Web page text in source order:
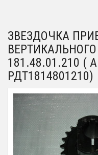
ЗВЕЗДОЧКА
181.48.01.210 (
РДТ1814801210)